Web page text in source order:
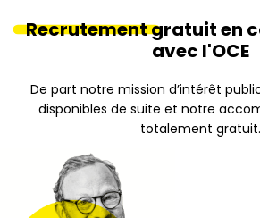
Recrutementgratuit en
avec l'OCE
De part notre mission d’intérêt
disponibles de suite et notre
totalement gratuit.